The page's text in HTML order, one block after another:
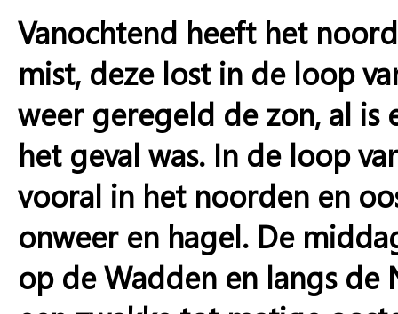
Vanochtend heeft het
mist, deze lost in de loop
weer geregeld de zon, al
het geval was. In de loop
vooral in het noorden en
onweer en hagel. De
op de Wadden en langs de